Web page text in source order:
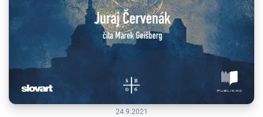
24.9.2021